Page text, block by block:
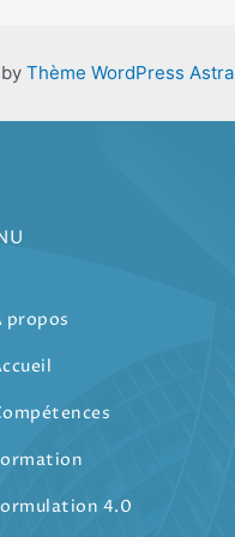
Thème WordPress Astra
propos
4.0